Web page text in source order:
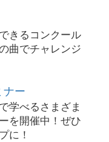
きるコンクール
曲でチャレンジ
ナー
学べるさまざま
を開催中！ぜひ
に！